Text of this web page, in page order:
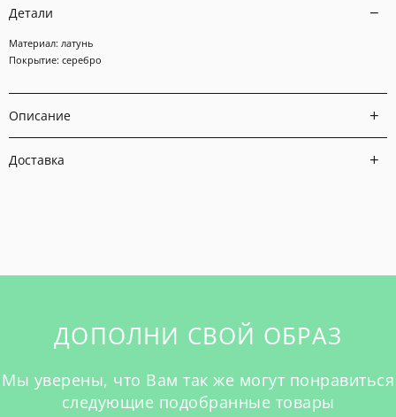
Детали
Материал: латунь
Покрытие: серебро
Описание
Доставка
ДОПОЛНИ СВОЙ ОБРАЗ
Мы уверены, что Вам так же могут понравиться
следующие подобранные товары